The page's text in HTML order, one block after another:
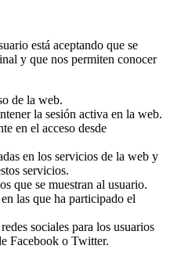
está aceptando que se
y que nos permiten conocer
de la web.
la sesión activa en la web.
en el acceso desde
en los servicios de la web y
servicios.
que se muestran al usuario.
las que ha participado el
sociales para los usuarios
Facebook o Twitter.